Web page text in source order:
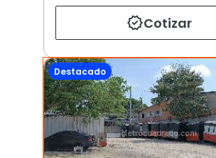
Cotizar
Destacado